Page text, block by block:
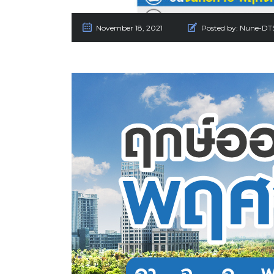
November 18, 2021 Posted by: Nune-